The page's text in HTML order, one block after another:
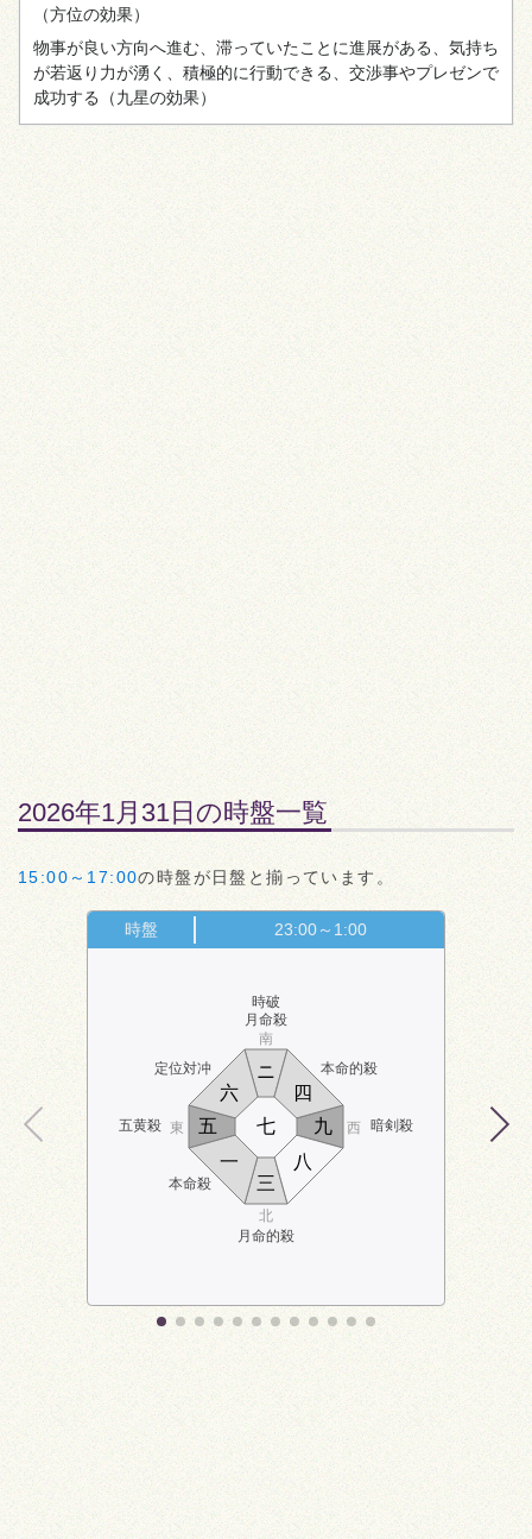
（方位の効果）
物事が良い方向へ進む、滞っていたことに進展がある、気持ち
が若返り力が湧く、積極的に行動できる、交渉事やプレゼンで
成功する （九星の効果）
2026年1月31日の時盤一覧
15:00～17:00の時盤が日盤と揃っています。
時盤 23:00～1:00
定位対冲
時破
月命殺
本命的殺
五黄殺 暗剣殺
本命殺
月命的殺
南
北
東 西
三
四
五
六
七
八
九
一
ニ